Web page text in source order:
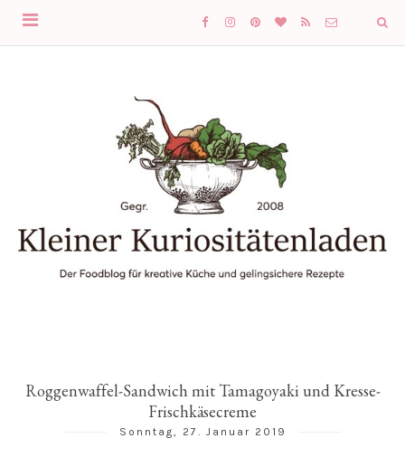
Roggenwaffel-Sandwich mit Tamagoyaki und Kresse-
Frischkäsecreme
Sonntag, 27. Januar 2019